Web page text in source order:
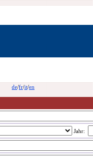
de/fr/it/en
Jahr: